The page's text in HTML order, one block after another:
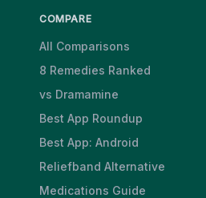
COMPARE
All Comparisons
8 Remedies Ranked
vs Dramamine
Best App Roundup
Best App: Android
Reliefband Alternative
Medications Guide